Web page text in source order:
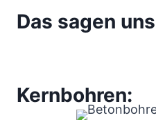
Das sagen
Kernbohren: